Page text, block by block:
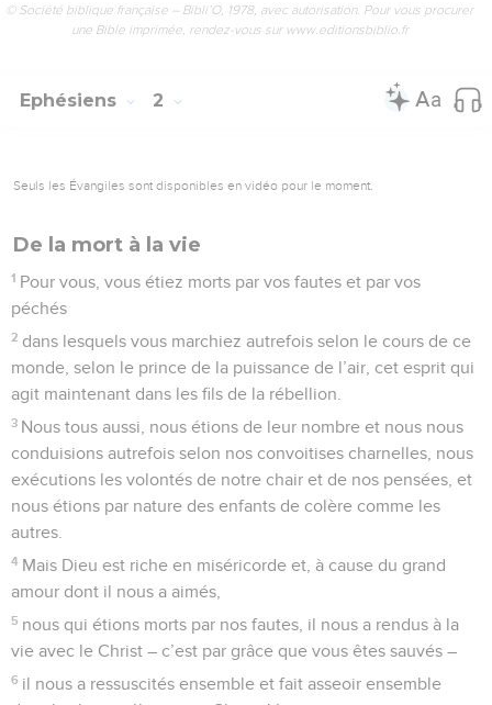
© Société biblique française – Bibli’O, 1978, avec autorisation. Pour vous procurer
une Bible imprimée, rendez-vous sur www.editionsbiblio.fr
Ephésiens 2
Seuls les Évangiles sont disponibles en vidéo pour le moment.
De la mort à la vie
1 Pour vous, vous étiez morts par vos fautes et par vos
péchés
2 dans lesquels vous marchiez autrefois selon le cours de ce
monde, selon le prince de la puissance de l’air, cet esprit qui
agit maintenant dans les fils de la rébellion.
3 Nous tous aussi, nous étions de leur nombre et nous nous
conduisions autrefois selon nos convoitises charnelles, nous
exécutions les volontés de notre chair et de nos pensées, et
nous étions par nature des enfants de colère comme les
autres.
4 Mais Dieu est riche en miséricorde et, à cause du grand
amour dont il nous a aimés,
5 nous qui étions morts par nos fautes, il nous a rendus à la
vie avec le Christ – c’est par grâce que vous êtes sauvés –
6 il nous a ressuscités ensemble et fait asseoir ensemble